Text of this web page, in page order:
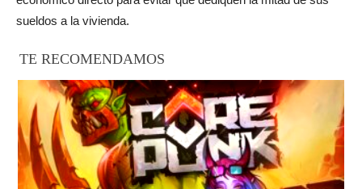
sueldos a la vivienda.
TE RECOMENDAMOS